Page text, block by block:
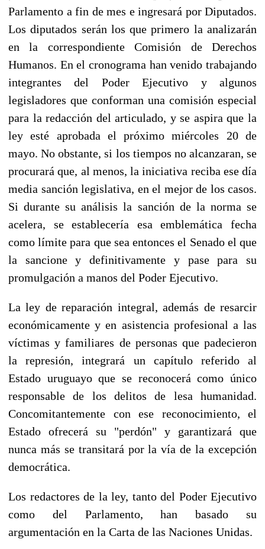
Parlamento a fin de mes e ingresará por Diputados.
Los diputados serán los que primero la analizarán
en la correspondiente Comisión de Derechos
Humanos. En el cronograma han venido trabajando
integrantes del Poder Ejecutivo y algunos
legisladores que conforman una comisión especial
para la redacción del articulado, y se aspira que la
ley esté aprobada el próximo miércoles 20 de
mayo. No obstante, si los tiempos no alcanzaran, se
procurará que, al menos, la iniciativa reciba ese día
media sanción legislativa, en el mejor de los casos.
Si durante su análisis la sanción de la norma se
acelera, se establecería esa emblemática fecha
como límite para que sea entonces el Senado el que
la sancione y definitivamente y pase para su
promulgación a manos del Poder Ejecutivo.
La ley de reparación integral, además de resarcir
económicamente y en asistencia profesional a las
víctimas y familiares de personas que padecieron
la represión, integrará un capítulo referido al
Estado uruguayo que se reconocerá como único
responsable de los delitos de lesa humanidad.
Concomitantemente con ese reconocimiento, el
Estado ofrecerá su "perdón" y garantizará que
nunca más se transitará por la vía de la excepción
democrática.
Los redactores de la ley, tanto del Poder Ejecutivo
como del Parlamento, han basado su
argumentación en la Carta de las Naciones Unidas.